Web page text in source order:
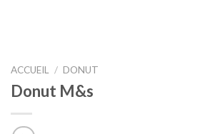
ACCUEIL / DONUT
Donut M&s